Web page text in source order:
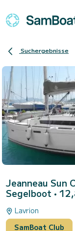
Suchergebnisse
Jeanneau Sun
Segelboot •
Lavrion
SamBoat Club